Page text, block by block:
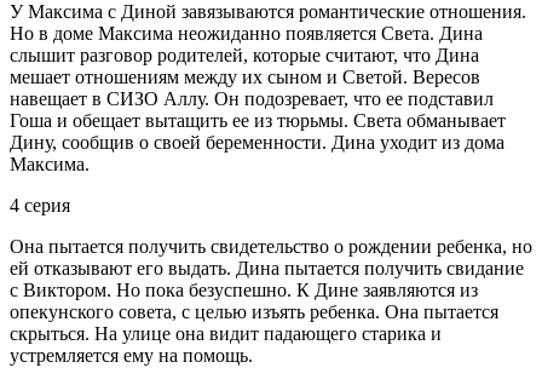
У Максима с Диной завязываются романтические отношения.
Но в доме Максима неожиданно появляется Света. Дина
слышит разговор родителей, которые считают, что Дина
мешает отношениям между их сыном и Светой. Вересов
навещает в СИЗО Аллу. Он подозревает, что ее подставил
Гоша и обещает вытащить ее из тюрьмы. Света обманывает
Дину, сообщив о своей беременности. Дина уходит из дома
Максима.
4 серия
Она пытается получить свидетельство о рождении ребенка, но
ей отказывают его выдать. Дина пытается получить свидание
с Виктором. Но пока безуспешно. К Дине заявляются из
опекунского совета, с целью изъять ребенка. Она пытается
скрыться. На улице она видит падающего старика и
устремляется ему на помощь.